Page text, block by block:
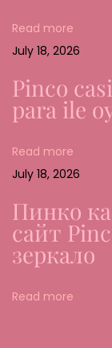
s
i
c
h
e
r
e
u
g
n
Read more
July 18, 2026
Pinco
para ile
Read more
July 18, 2026
Пинко
сайт
зеркало
Read more